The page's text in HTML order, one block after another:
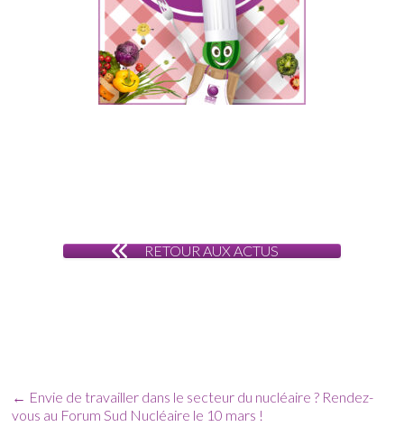
RETOUR AUX ACTUS
← Envie de travailler dans le secteur du nucléaire ? Rendez-
vous au Forum Sud Nucléaire le 10 mars !